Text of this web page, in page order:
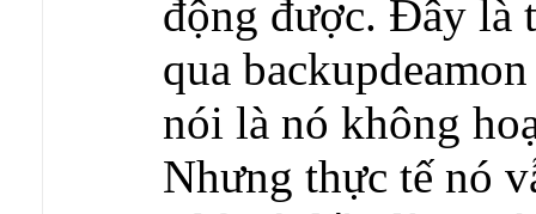
động được. Đây là
qua
nói là nó không
Nhưng thực tế nó